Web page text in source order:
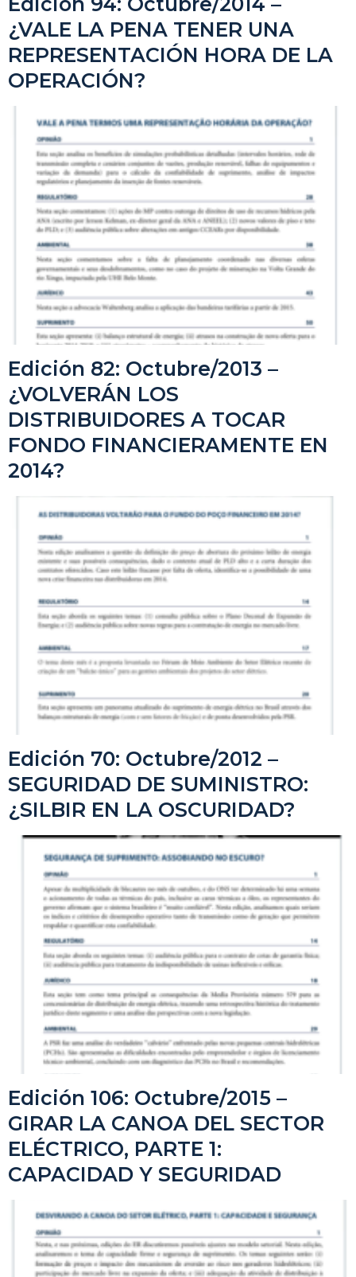
¿VALE LA PENA TENER UNA
REPRESENTACIÓN HORA DE LA
OPERACIÓN?
Edición 82: Octubre/2013 –
¿VOLVERÁN LOS
DISTRIBUIDORES A TOCAR
FONDO FINANCIERAMENTE EN
2014?
Edición 70: Octubre/2012 –
SEGURIDAD DE SUMINISTRO:
¿SILBIR EN LA OSCURIDAD?
Edición 106: Octubre/2015 –
GIRAR LA CANOA DEL SECTOR
ELÉCTRICO, PARTE 1:
CAPACIDAD Y SEGURIDAD